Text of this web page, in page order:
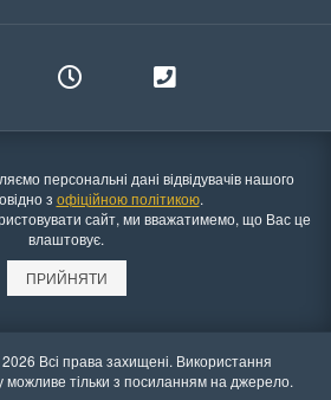
персональні дані відвідувачів нашого
з офіційною політикою.
сайт, ми вважатимемо, що Вас це
влаштовує.
ПРИЙНЯТИ
Всі права захищені. Використання
можливе тільки з посиланням на джерело.